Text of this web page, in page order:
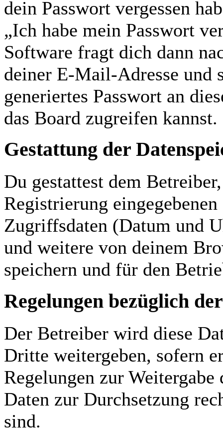
dein Passwort vergessen
„Ich habe mein Passwort
Software fragt dich dann
deiner E-Mail-Adresse und
generiertes Passwort an
das Board zugreifen kannst.
Gestattung der
Du gestattest dem
Registrierung
Zugriffsdaten (Datum und
und weitere von deinem
speichern und für den
Regelungen bezüglich
Der Betreiber wird diese
Dritte weitergeben, sofern
Regelungen zur
Daten zur Durchsetzung
sind.